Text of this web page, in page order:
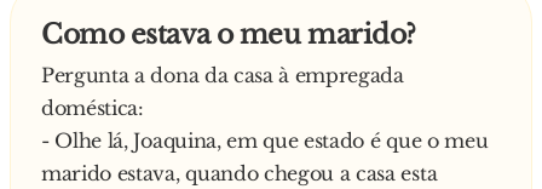
Como estava o meu marido?
Pergunta a dona da casa à empregada
doméstica:
- Olhe lá, Joaquina, em que estado é que o meu
marido estava, quando chegou a casa esta